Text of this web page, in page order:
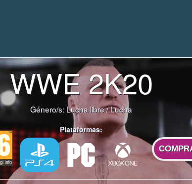
WWE 2K20
Género/s: Lucha libre/Lucha
Plataformas: